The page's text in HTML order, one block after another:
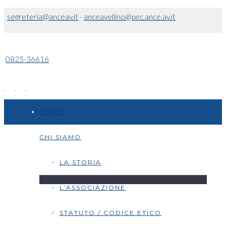
segreteria@anceav.it- anceavellino@pec.ance.av.it
0825-36616
CHI SIAMO
LA STORIA
L’ASSOCIAZIONE
STATUTO / CODICE ETICO